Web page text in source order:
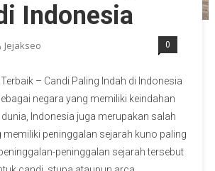
Indonesia
Jejakseo 0
– Candi Paling Indah di Indonesia
negara yang memiliki keindahan
Indonesia juga merupakan salah
memiliki peninggalan sejarah kuno paling
peninggalan sejarah tersebut